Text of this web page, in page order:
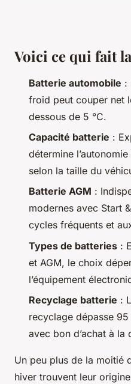
Voici ce qui fait
Batterie automobile :
froid peut couper net
dessous de 5 °C.
Capacité batterie :
détermine
selon la taille du
Batterie AGM :
modernes avec Start
cycles fréquents et
Types de batteries :
et AGM, le choix
l’équipement
Recyclage batterie :
recyclage dépasse
avec bon d’achat à la
Un peu plus de la moitié
hiver trouvent leur